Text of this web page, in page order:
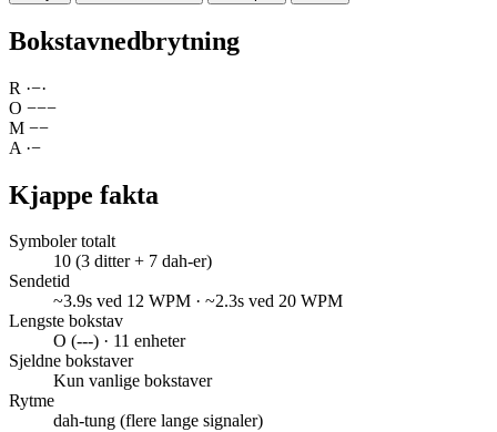
Bokstavnedbrytning
R ·−·
O −−−
M −−
A ·−
Kjappe fakta
Symboler totalt
10 (3 ditter + 7 dah-er)
Sendetid
~3.9s ved 12 WPM · ~2.3s ved 20 WPM
Lengste bokstav
O (---) · 11 enheter
Sjeldne bokstaver
Kun vanlige bokstaver
Rytme
dah-tung (flere lange signaler)